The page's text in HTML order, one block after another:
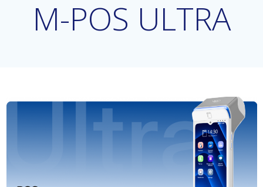
M-POS ULTRA